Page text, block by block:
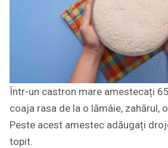
Într-un castron mare amestecați
coaja rasa de la o lămâie, zahărul,
Peste acest amestec adăugați
topit.